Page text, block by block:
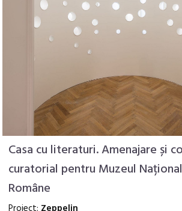
Casa cu literaturi. Amenajare și
curatorial pentru Muzeul
Române